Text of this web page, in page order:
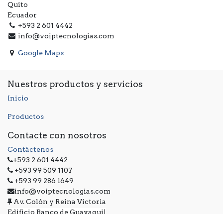
Quito
Ecuador
+593 2 601 4442
info@voiptecnologias.com
Google Maps
Nuestros productos y servicios
Inicio
Productos
Contacte con nosotros
Contáctenos
+593 2 601 4442
+593 99 509 1107
+593 99 286 1649
info@voiptecnologias.com
Av. Colón y Reina Victoria
Edificio Banco de Guayaquil